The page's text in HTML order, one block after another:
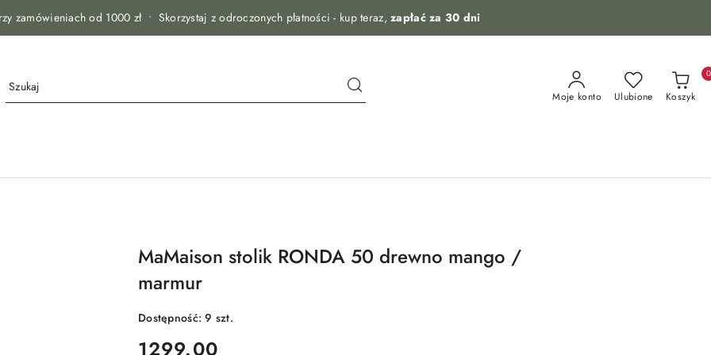
zamówieniach od 1000 zł • Skorzystaj z odroczonych płatności - kup teraz, zapłać za 30 dni
Moje konto Ulubione Koszyk
0
MaMaison stolik RONDA 50 drewno mango /
marmur
Dostępność:9 szt.
cena:
1299.00